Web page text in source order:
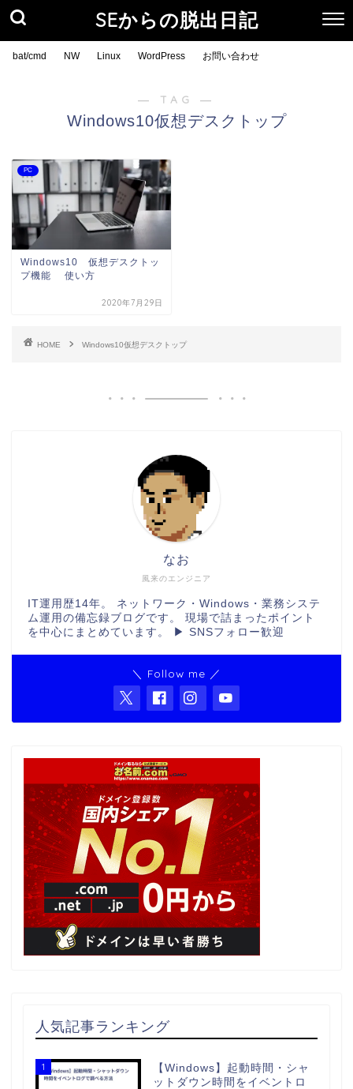
SEからの脱出日記
bat/cmd NW Linux WordPress お問い合わせ
― TAG ―
Windows10仮想デスクトップ
PC
Windows10 仮想デスクトッ
プ機能 使い方
2020年7月29日
HOME Windows10仮想デスクトップ
風来のエンジニア
なお
IT運用歴14年。 ネットワーク・Windows・業務システ
ム運用の備忘録ブログです。 現場で詰まったポイント
を中心にまとめています。 ▶ SNSフォロー歓迎
＼ Follow me ／
人気記事ランキング
1
【Windows】起動時間・シャ
ットダウン時間をイベントロ